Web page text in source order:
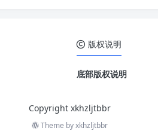
版权说明
底部版权说明
Copyright xkhzljtbbr
Theme byxkhzljtbbr